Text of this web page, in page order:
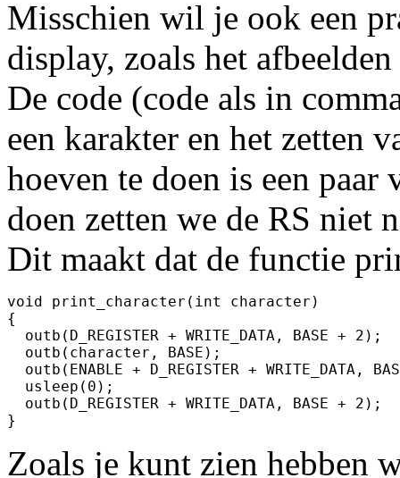
Misschien wil je ook een
display, zoals het
De code (code als in
een karakter en het zetten
hoeven te doen is een paar
doen zetten we de RS niet
Dit maakt dat de functie
void print_character(int character)
{
  outb(D_REGISTER + WRITE_DATA, BASE + 2);
  outb(character, BASE);
outb(ENABLE + D_REGISTER + WRITE_DATA,
  usleep(0);
  outb(D_REGISTER + WRITE_DATA, BASE + 2);
}
Zoals je kunt zien hebben